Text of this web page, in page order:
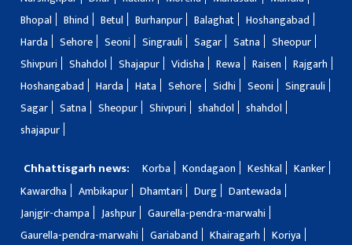
Bhopal
Bhind Betul Burhanpur Balaghat
Hoshangabad
Harda
Sehore Seoni Singrauli Sagar Satna
Sheopur
Shivpuri
Shahdol Shajapur Vidisha Rewa Raisen
Rajgarh
Hoshangabad
Harda Hata Sehore Sidhi Seoni
Singrauli
Sagar
Satna Sheopur Shivpuri shahdol
shahdol
shajapur
Chhattisgarh news: Korba Kondagaon Keshkal
Kanker
Kawardha
Ambikapur Dhamtari Durg
Dantewada
Janjgir-champa
Jashpur
Gaurella-pendra-marwahi
Gaurella-pendra-marwahi
Gariaband Khairagarh
Koriya